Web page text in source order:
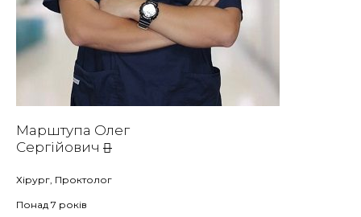
Марштупа Олег
Сергійович
Хірург, Проктолог
Понад 7 років